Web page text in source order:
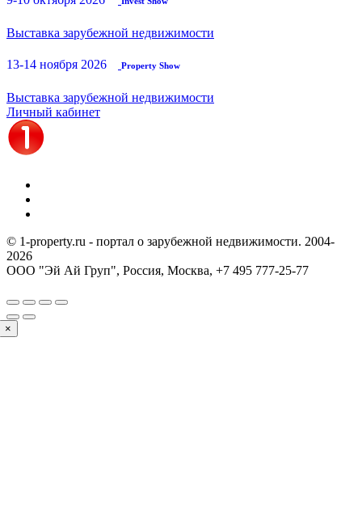
Выставка зарубежной недвижимости
13-14 ноября 2026 Property Show
Выставка зарубежной недвижимости
Личный кабинет
© 1-property.ru - портал о зарубежной недвижимости. 2004-
2026
ООО "Эй Ай Груп", Россия, Москва, +7 495 777-25-77
×